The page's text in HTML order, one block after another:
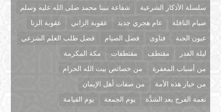
سلسلة الأذكار الشرعية
شفاعة نبينا محمد صلى الله عليه وسلم
صيام النافلة
عام هجري جديد عقوبة الزاني
عقوبة الزنا
عيون الجنة
فتاوى فضل الصيام
فضل طلب العلم الشرعي
ليلة القدر
مقتطف مقتطفات
مكة المكرمة
من أسباب المغفرة
من خصائص بيت الله الحرام
من خيار هذه الأمة
من صفات أهل الإيمان
نعمة الفرج بعد الشدَّة
يوم الجمعة يوم القيامة